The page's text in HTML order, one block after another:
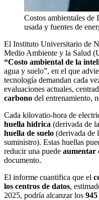
Costos ambientales de
usada y fuentes de
El Instituto Universitario de
Medio Ambiente y la Salud
“Costo ambiental de la
agua y suelo”, en el que
tecnología demandan cada
evaluaciones actuales,
carbono del entrenamiento,
Cada kilovatio-hora de
huella hídrica (derivada de
huella de suelo (derivada de
suministro). Estas huellas
reducir una puede aumentar
documento.
El informe cuantifica que el
los centros de datos,
2025, podría alcanzar los